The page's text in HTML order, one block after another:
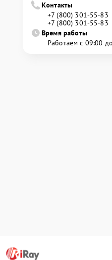
Контакты
+7 (800) 301-55-83
+7 (800) 301-55-83
Время работы
Работаем с 09:00